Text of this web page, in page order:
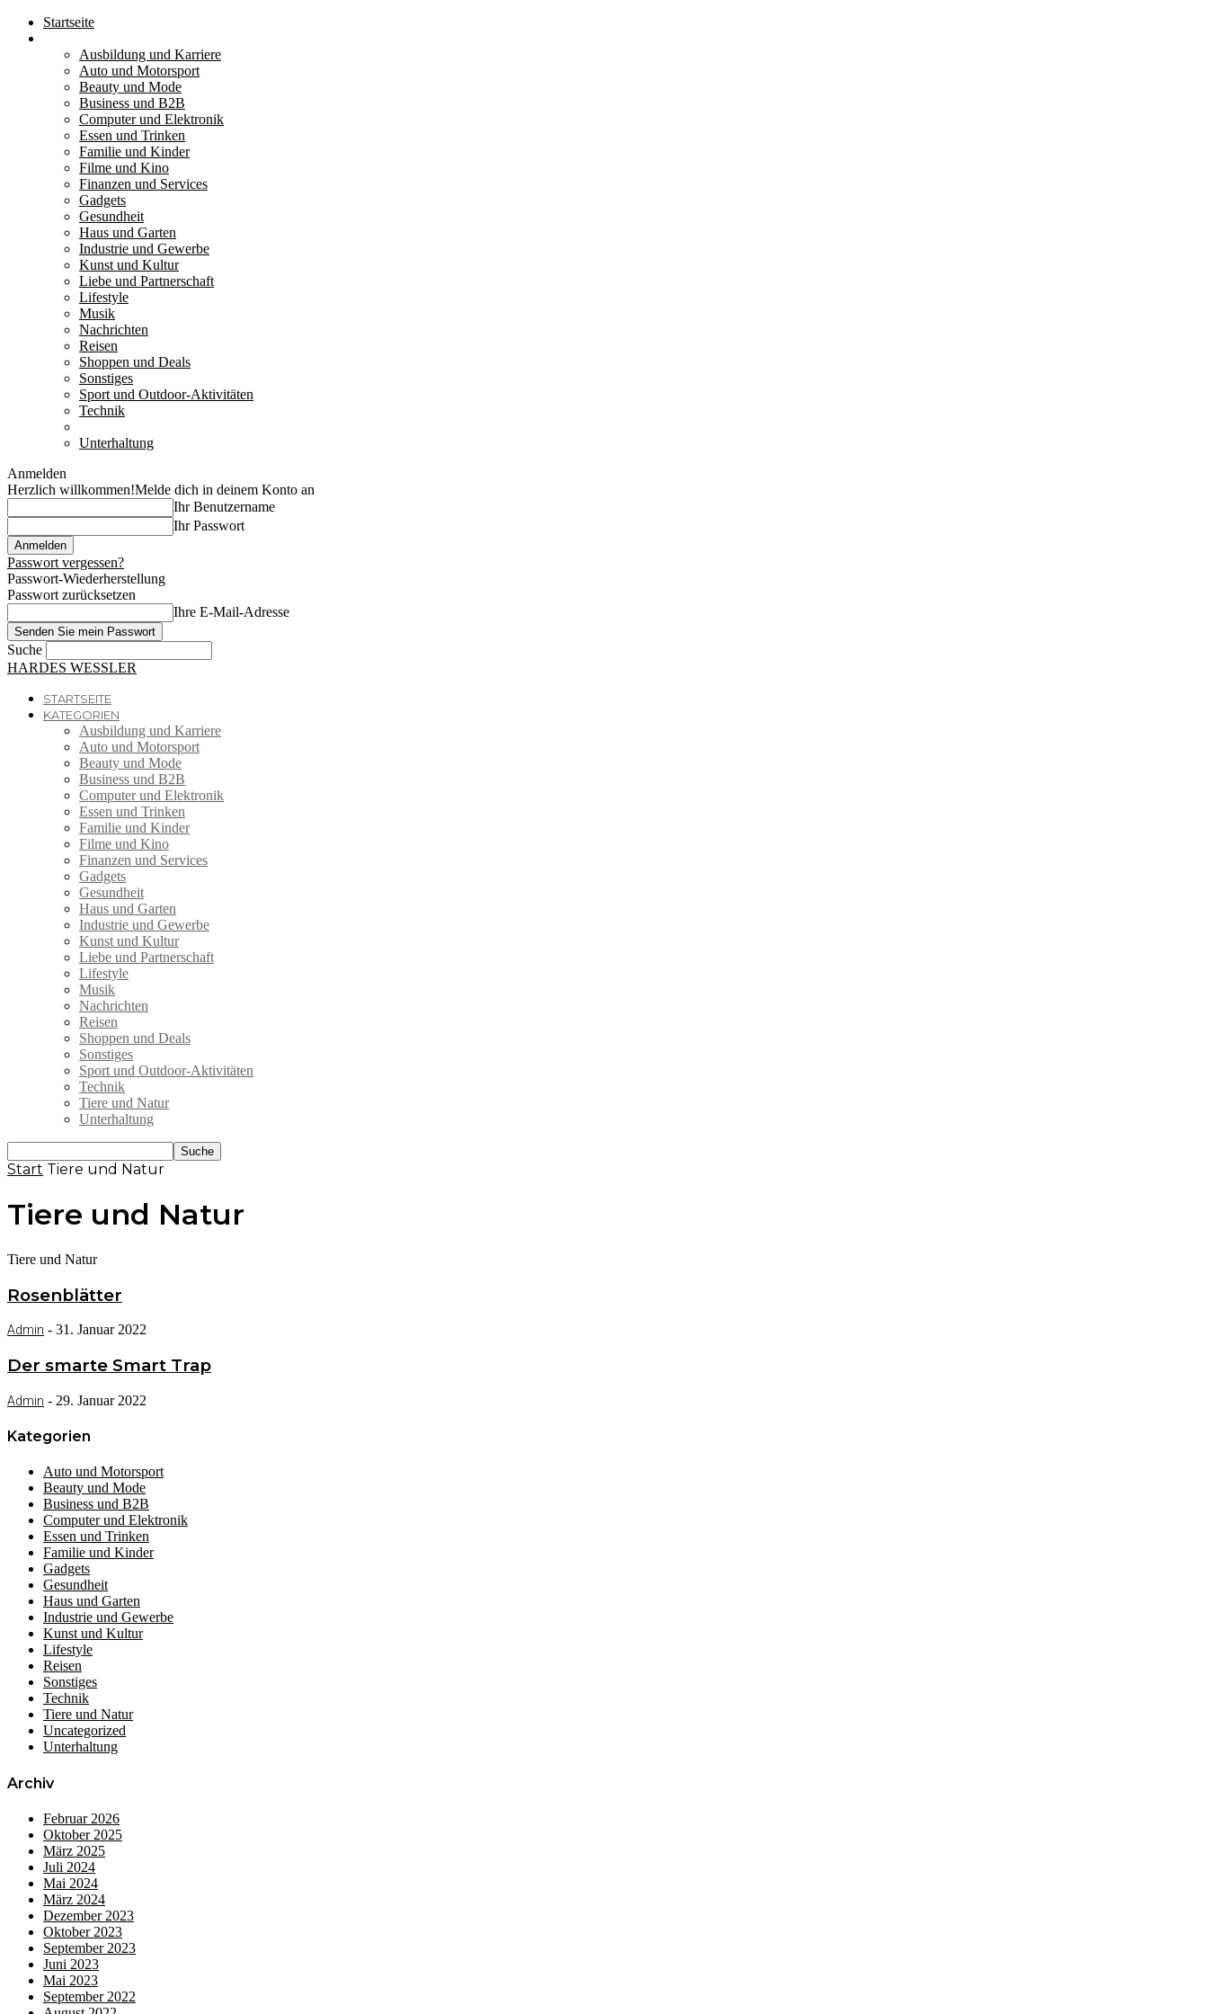
Startseite
Ausbildung und Karriere
Auto und Motorsport
Beauty und Mode
Business und B2B
Computer und Elektronik
Essen und Trinken
Familie und Kinder
Filme und Kino
Finanzen und Services
Gadgets
Gesundheit
Haus und Garten
Industrie und Gewerbe
Kunst und Kultur
Liebe und Partnerschaft
Lifestyle
Musik
Nachrichten
Reisen
Shoppen und Deals
Sonstiges
Sport und Outdoor-Aktivitäten
Technik
Unterhaltung
Anmelden
Herzlich willkommen!Melde dich in deinem Konto an
Ihr Benutzername
Ihr Passwort
Passwort vergessen?
Passwort-Wiederherstellung
Passwort zurücksetzen
Ihre E-Mail-Adresse
Suche
HARDES WESSLER
STARTSEITE
KATEGORIEN
Ausbildung und Karriere
Auto und Motorsport
Beauty und Mode
Business und B2B
Computer und Elektronik
Essen und Trinken
Familie und Kinder
Filme und Kino
Finanzen und Services
Gadgets
Gesundheit
Haus und Garten
Industrie und Gewerbe
Kunst und Kultur
Liebe und Partnerschaft
Lifestyle
Musik
Nachrichten
Reisen
Shoppen und Deals
Sonstiges
Sport und Outdoor-Aktivitäten
Technik
Tiere und Natur
Unterhaltung
Start Tiere und Natur
Tiere und Natur
Tiere und Natur
Rosenblätter
Admin - 31. Januar 2022
Der smarte Smart Trap
Admin - 29. Januar 2022
Kategorien
Auto und Motorsport
Beauty und Mode
Business und B2B
Computer und Elektronik
Essen und Trinken
Familie und Kinder
Gadgets
Gesundheit
Haus und Garten
Industrie und Gewerbe
Kunst und Kultur
Lifestyle
Reisen
Sonstiges
Technik
Tiere und Natur
Uncategorized
Unterhaltung
Archiv
Februar 2026
Oktober 2025
März 2025
Juli 2024
Mai 2024
März 2024
Dezember 2023
Oktober 2023
September 2023
Juni 2023
Mai 2023
September 2022